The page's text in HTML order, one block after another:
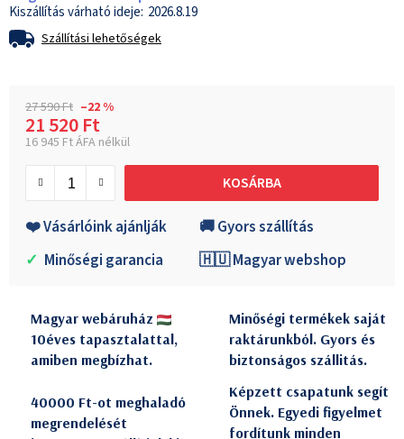
2026.8.19
Szállítási lehetőségek
27 590 Ft –22 %
21 520 Ft
16 945 Ft ÁFA nélkül
KOSÁRBA
❤️ Vásárlóink ajánlják
🚚 Gyors szállítás
✓ Minőségi garancia 🇭🇺 Magyar webshop
Magyar webáruház
10éves tapasztalattal,
amiben megbízhat.
Minőségi termékek saját
raktárunkból. Gyors és
biztonságos szállitás.
40000 Ft-ot meghaladó
megrendelését
Képzett csapatunk segít
Önnek. Egyedi figyelmet
fordítunk minden